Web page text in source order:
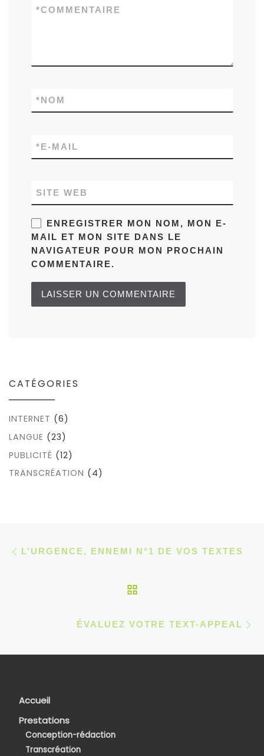
COMMENTAIRE
*
NOM
*
E-MAIL
*
SITE WEB
ENREGISTRER MON NOM, MON E-
MAIL ET MON SITE DANS LE
NAVIGATEUR POUR MON PROCHAIN
COMMENTAIRE.
CATÉGORIES
INTERNET (6)
LANGUE (23)
PUBLICITÉ (12)
TRANSCRÉATION (4)
Parcourir les articles
L’URGENCE, ENNEMI N°1 DE VOS TEXTES
ÉVALUEZ VOTRE TEXT-APPEAL
Accueil
Prestations
Conception-rédaction
Transcréation